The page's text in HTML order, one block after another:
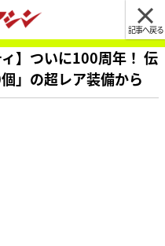
記事へ戻る
】ついに100周年！ 伝
」の超レア装備から